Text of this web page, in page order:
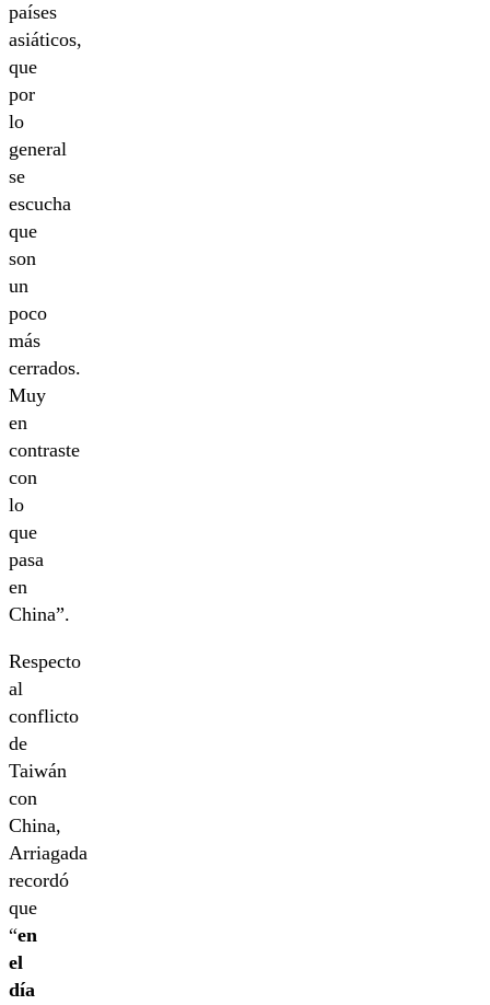
países
asiáticos,
que
por
lo
general
se
escucha
que
son
un
poco
más
cerrados.
Muy
en
contraste
con
lo
que
pasa
en
China”.
Respecto
al
conflicto
de
Taiwán
con
China,
Arriagada
recordó
que
“en
el
día